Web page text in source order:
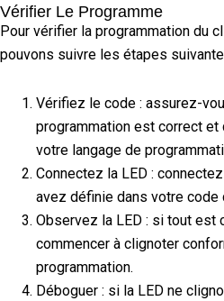
Vérifier Le Programme
Pour vérifier la programmation du
pouvons suivre les étapes
Vérifiez le code : assurez-
programmation est correct
votre langage de
Connectez la LED :
avez définie dans votre code
Observez la LED : si tout est
commencer à clignoter
programmation.
Déboguer : si la LED ne